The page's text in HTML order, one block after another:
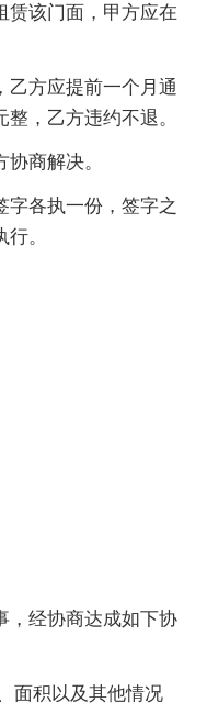
赁该门面，甲方应在
乙方应提前一个月通
，乙方违约不退。
商解决。
字各执一份，签字之
。
，经协商达成如下协
面积以及其他情况